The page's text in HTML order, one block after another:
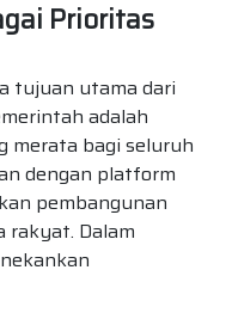
Prioritas
tujuan utama dari
adalah
merata bagi seluruh
dengan platform
pembangunan
rakyat. Dalam